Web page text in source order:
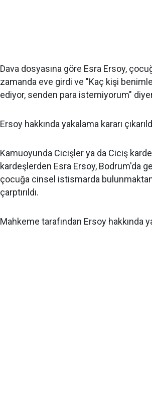
Dava dosyasına göre Esra Ersoy,
zamanda eve girdi ve "Kaç kişi
ediyor, senden para istemiyorum"
Ersoy hakkında yakalama kararı
Kamuoyunda Cicişler ya da Ciciş
kardeşlerden Esra Ersoy, Bodrum'da
çocuğa cinsel istismarda
çarptırıldı.
Mahkeme tarafından Ersoy hakkında